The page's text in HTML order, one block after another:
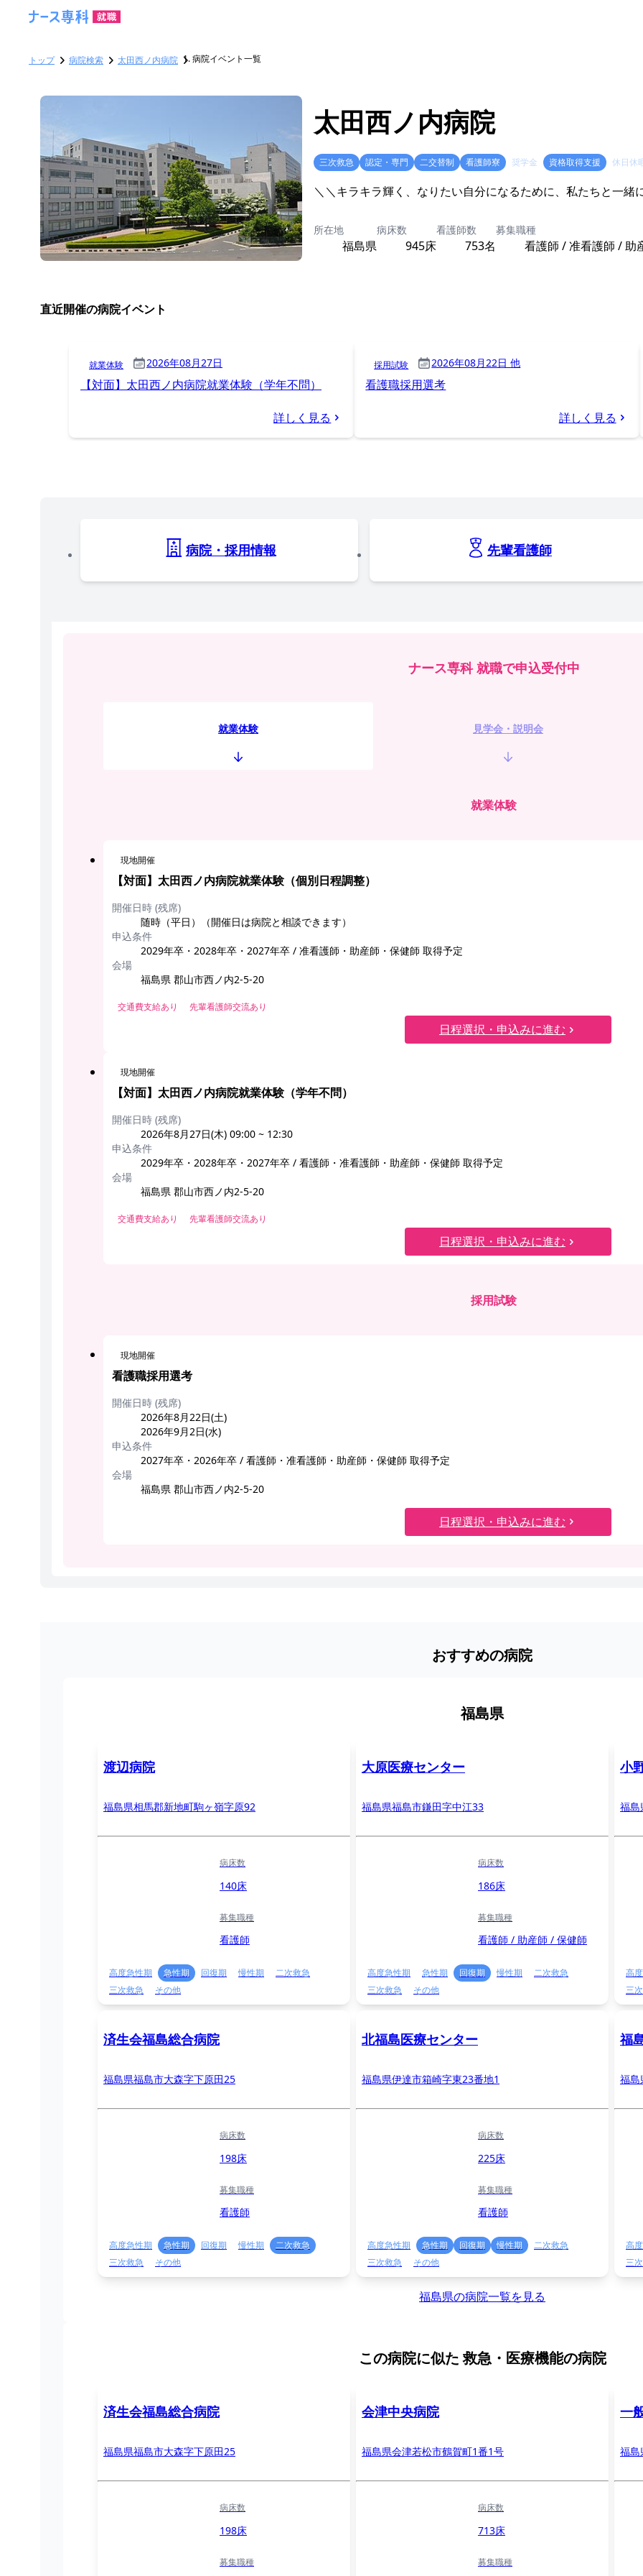
トップ 病院検索 太田西ノ内病院 病院イベント一覧
太田西ノ内病院
三次救急 認定・専門 二交替制 看護師寮 奨学金 資格取得支援 休日休
＼＼キラキラ輝く、なりたい自分になるために、私たちと一緒
所在地
福島県
病床数
945床
看護師数
753名
募集職種
看護師 / 准看護師 / 助
直近開催の病院イベント
就業体験 2026年08月27日
【対面】太田西ノ内病院就業体験（学年不問）
詳しく見る
採用試験 2026年08月22日 他
看護職採用選考
詳しく見る
病院・採用情報 先輩看護師
ナース専科 就職で申込受付中
就業体験 見学会・説明会
就業体験
現地開催
【対面】太田西ノ内病院就業体験（個別日程調整）
開催日時 (残席)
随時（平日）（開催日は病院と相談できます）
申込条件
2029年卒・2028年卒・2027年卒 / 准看護師・助産師・保健師 取得予定
会場
福島県 郡山市西ノ内2-5-20
交通費支給あり 先輩看護師交流あり
日程選択・申込みに進む
現地開催
【対面】太田西ノ内病院就業体験（学年不問）
開催日時 (残席)
2026年8月27日(木) 09:00 ~ 12:30
申込条件
2029年卒・2028年卒・2027年卒 / 看護師・准看護師・助産師・保健師 取得予定
会場
福島県 郡山市西ノ内2-5-20
交通費支給あり 先輩看護師交流あり
日程選択・申込みに進む
採用試験
現地開催
看護職採用選考
開催日時 (残席)
2026年8月22日(土)
2026年9月2日(水)
申込条件
2027年卒・2026年卒 / 看護師・准看護師・助産師・保健師 取得予定
会場
福島県 郡山市西ノ内2-5-20
日程選択・申込みに進む
おすすめの病院
福島県
渡辺病院
福島県相馬郡新地町駒ヶ嶺字原92
病床数
140床
募集職種
看護師
高度急性期 急性期 回復期 慢性期
二次救急
三次救急
その他
大原医療センター
福島県福島市鎌田字中江33
病床数
186床
募集職種
看護師 / 助産師 / 保健師
高度急性期 急性期 回復期 慢性期
二次救急
三次救急
その他
小
福島
高
三
済生会福島総合病院
福島県福島市大森字下原田25
病床数
198床
募集職種
看護師
高度急性期 急性期 回復期 慢性期
二次救急
三次救急
その他
北福島医療センター
福島県伊達市箱崎字東23番地1
病床数
225床
募集職種
看護師
高度急性期 急性期 回復期 慢性期
二次救急
三次救急
その他
福
福島
高
三
福島県の病院一覧を見る
この病院に似た 救急・医療機能の病院
済生会福島総合病院
福島県福島市大森字下原田25
病床数
198床
募集職種
会津中央病院
福島県会津若松市鶴賀町1番1号
病床数
713床
募集職種
一
福島